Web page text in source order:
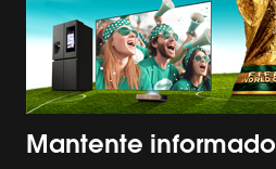
Mantente informado